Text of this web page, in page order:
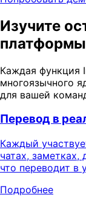
Изучите
платформы
Каждая функция
многоязычного
для вашей
Перевод в
Каждый
чатах,
что переводит в
Подробнее